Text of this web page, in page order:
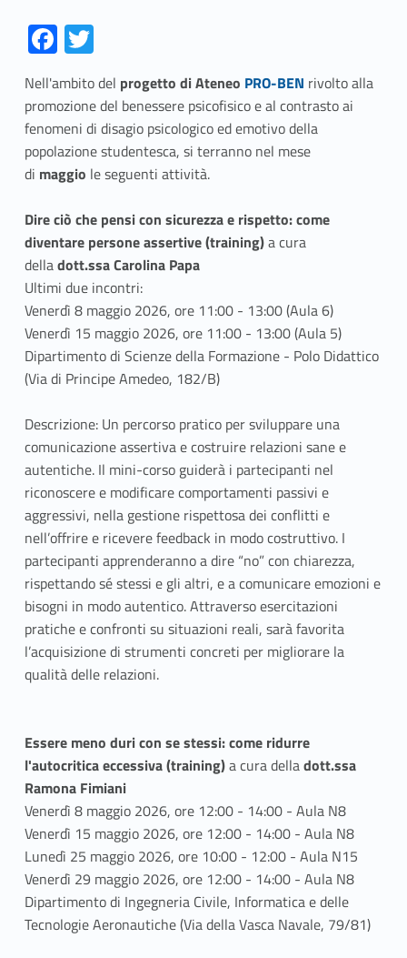
Fa
ce
b
o
o
k
T
w
itt
er
Nell'ambito del progetto di Ateneo Link identifier #identifier__91085-1
PRO-BEN rivolto alla
promozione del benessere psicofisico e al contrasto ai
fenomeni di disagio psicologico ed emotivo della
popolazione studentesca, si terranno nel mese
di maggio le seguenti attività.
Dire ciò che pensi con sicurezza e rispetto: come
diventare persone assertive (training)a cura
delladott.ssa Carolina Papa
Ultimi due incontri:
Venerdì 8 maggio 2026, ore 11:00 - 13:00 (Aula 6)
Venerdì 15 maggio 2026, ore 11:00 - 13:00 (Aula 5)
Dipartimento di Scienze della Formazione - Polo Didattico
(Via di Principe Amedeo, 182/B)
Descrizione: Un percorso pratico per sviluppare una
comunicazione assertiva e costruire relazioni sane e
autentiche. Il mini-corso guiderà i partecipanti nel
riconoscere e modificare comportamenti passivi e
aggressivi, nella gestione rispettosa dei conflitti e
nell’offrire e ricevere feedback in modo costruttivo. I
partecipanti apprenderanno a dire “no” con chiarezza,
rispettando sé stessi e gli altri, e a comunicare emozioni e
bisogni in modo autentico. Attraverso esercitazioni
pratiche e confronti su situazioni reali, sarà favorita
l’acquisizione di strumenti concreti per migliorare la
qualità delle relazioni.
Essere meno duri con se stessi: come ridurre
l'autocritica eccessiva (training)a cura delladott.ssa
Ramona Fimiani
Venerdì 8 maggio 2026, ore 12:00 - 14:00 - Aula N8
Venerdì 15 maggio 2026, ore 12:00 - 14:00 - Aula N8
Lunedì 25 maggio 2026, ore 10:00 - 12:00 - Aula N15
Venerdì 29 maggio 2026, ore 12:00 - 14:00 - Aula N8
Dipartimento di Ingegneria Civile, Informatica e delle
Tecnologie Aeronautiche (Via della Vasca Navale, 79/81)